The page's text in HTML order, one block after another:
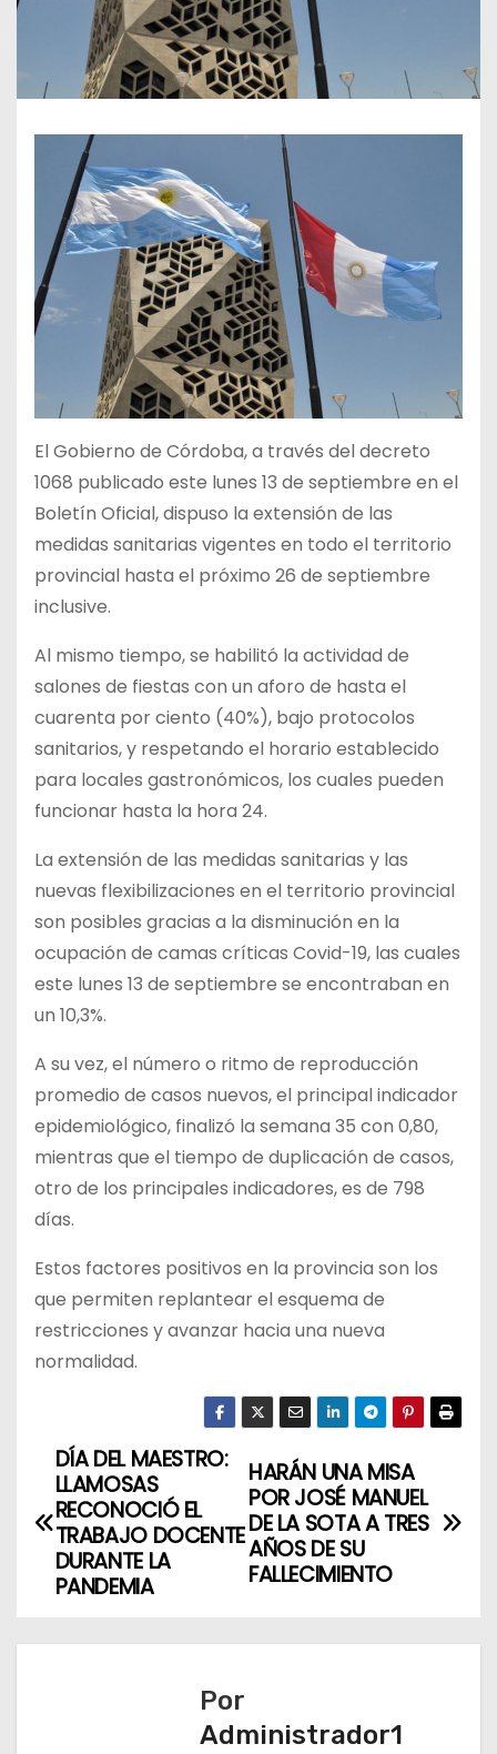
El Gobierno de Córdoba, a través del decreto
1068 publicado este lunes 13 de septiembre en el
Boletín Oficial, dispuso la extensión de las
medidas sanitarias vigentes en todo el territorio
provincial hasta el próximo 26 de septiembre
inclusive.
Al mismo tiempo, se habilitó la actividad de
salones de fiestas con un aforo de hasta el
cuarenta por ciento (40%), bajo protocolos
sanitarios, y respetando el horario establecido
para locales gastronómicos, los cuales pueden
funcionar hasta la hora 24.
La extensión de las medidas sanitarias y las
nuevas flexibilizaciones en el territorio provincial
son posibles gracias a la disminución en la
ocupación de camas críticas Covid-19, las cuales
este lunes 13 de septiembre se encontraban en
un 10,3%.
A su vez, el número o ritmo de reproducción
promedio de casos nuevos, el principal indicador
epidemiológico, finalizó la semana 35 con 0,80,
mientras que el tiempo de duplicación de casos,
otro de los principales indicadores, es de 798
días.
Estos factores positivos en la provincia son los
que permiten replantear el esquema de
restricciones y avanzar hacia una nueva
normalidad.
N
a
g
HARÁN UNA MISA
POR JOSÉ MANUEL
DE LA SOTA A TRES
AÑOS DE SU
FALLECIMIENTO
DÍA DEL MAESTRO:
LLAMOSAS
RECONOCIÓ EL
TRABAJO DOCENTE
DURANTE LA
PANDEMIA
Por
Administrador1